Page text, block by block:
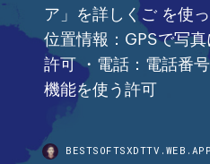
ア」を詳しくご を使
位置情報：GPSで写
許可 ・電話：電話番
機能を使う許可
BESTSOFTSXDTTV.WEB.APP